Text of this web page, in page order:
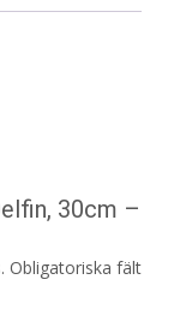
30cm –
Obligatoriska fält